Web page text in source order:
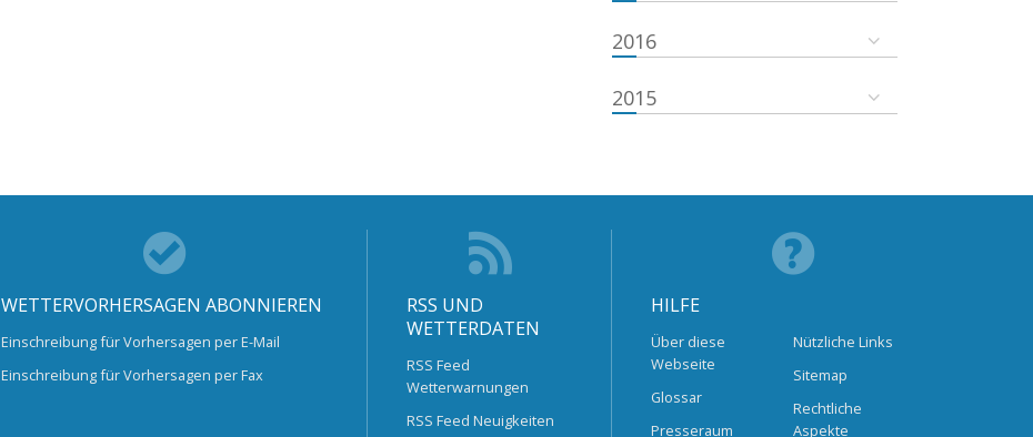
2016
2015
WETTERVORHERSAGEN ABONNIEREN
Einschreibung für Vorhersagen per E-Mail
Einschreibung für Vorhersagen per Fax
RSS UND
WETTERDATEN
RSS Feed
Wetterwarnungen
RSS Feed Neuigkeiten
HILFE
Über diese
Webseite
Glossar
Presseraum
Nützliche Links
Sitemap
Rechtliche
Aspekte